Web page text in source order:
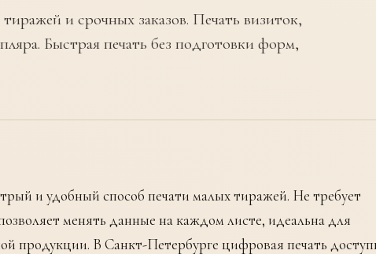
и срочных заказов. Печать визиток,
Быстрая печать без подготовки форм,
и удобный способ печати малых тиражей. Не требует
менять данные на каждом листе, идеальна для
продукции. В Санкт-Петербурге цифровая печать